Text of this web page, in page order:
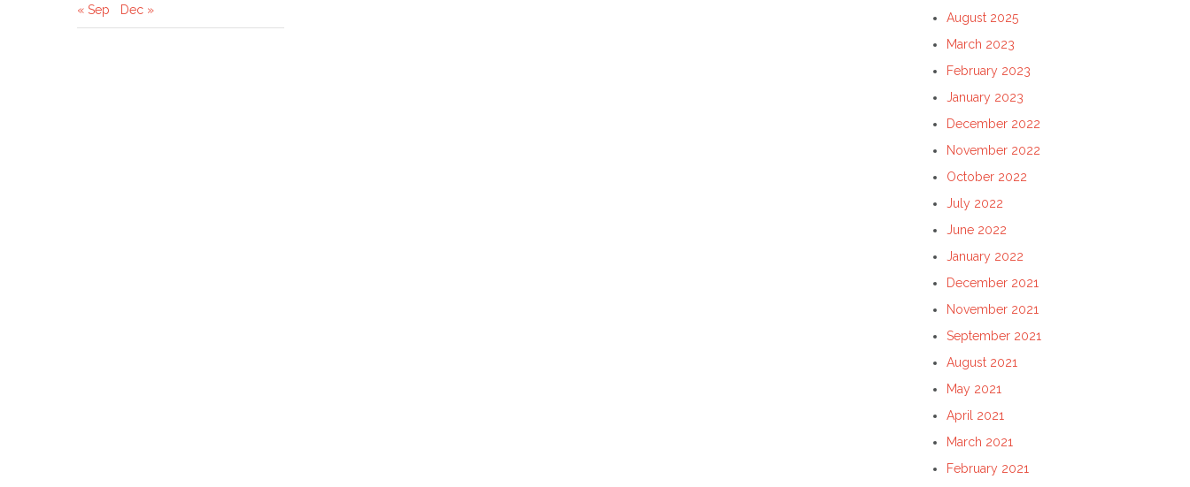
« Sep Dec »
August 2025
March 2023
February 2023
January 2023
December 2022
November 2022
October 2022
July 2022
June 2022
January 2022
December 2021
November 2021
September 2021
August 2021
May 2021
April 2021
March 2021
February 2021